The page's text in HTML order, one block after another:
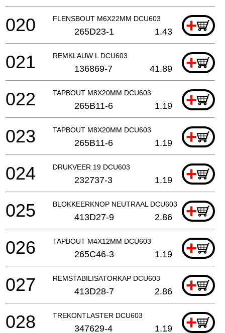
FLENSBOUT M6X22MM DCU603 +
020 265D23-1 1.43
REMKLAUW L DCU603 +
021 136869-7 41.89
TAPBOUT M8X20MM DCU603 +
022 265B11-6 1.19
TAPBOUT M8X20MM DCU603 +
023 265B11-6 1.19
DRUKVEER 19 DCU603 +
024 232737-3 1.19
BLOKKEERKNOP NEUTRAAL DCU603 +
025 413D27-9 2.86
TAPBOUT M4X12MM DCU603 +
026 265C46-3 1.19
REMSTABILISATORKAP DCU603 +
027 413D28-7 2.86
TREKONTLASTER DCU603 +
028 347629-4 1.19